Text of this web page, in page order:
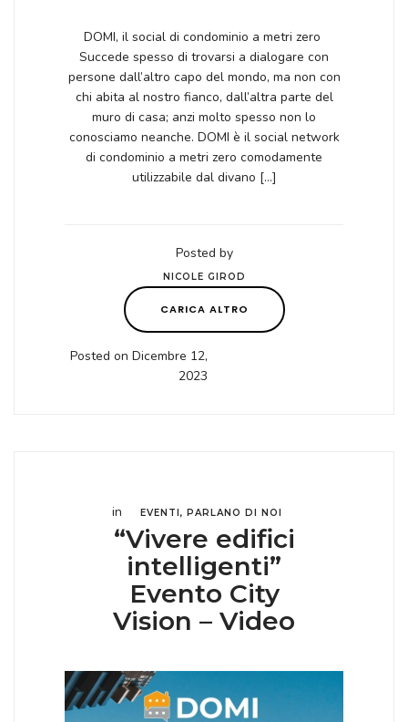
DOMI, il social di condominio a metri zero
Succede spesso di trovarsi a dialogare con
persone dall’altro capo del mondo, ma non con
chi abita al nostro fianco, dall’altra parte del
muro di casa; anzi molto spesso non lo
conosciamo neanche. DOMI è il social network
di condominio a metri zero comodamente
utilizzabile dal divano […]
Posted by
NICOLE GIROD
CARICA ALTRO
Posted on Dicembre 12,
2023
in EVENTI , PARLANO DI NOI
“Vivere edifici
intelligenti”
Evento City
Vision – Video